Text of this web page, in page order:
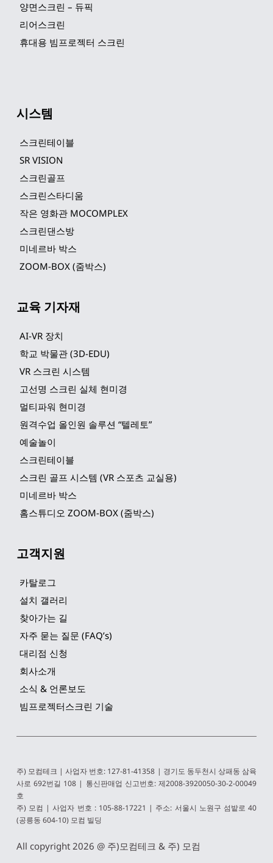
양면스크린 – 듀픽
리어스크린
휴대용 빔프로젝터 스크린
시스템
스크린테이블
SR VISION
스크린골프
스크린스타디움
작은 영화관 MOCOMPLEX
스크린댄스방
미네르바 박스
ZOOM-BOX (줌박스)
교육 기자재
AI-VR 장치
학교 박물관 (3D-EDU)
VR 스크린 시스템
고선명 스크린 실체 현미경
멀티파워 현미경
원격수업 올인원 솔루션 “텔레토”
예술놀이
스크린테이블
스크린 골프 시스템 (VR 스포츠 교실용)
미네르바 박스
홈스튜디오 ZOOM-BOX (줌박스)
고객지원
카탈로그
설치 갤러리
찾아가는 길
자주 묻는 질문 (FAQ’s)
대리점 신청
회사소개
소식 & 언론보도
빔프로젝터스크린 기술
주) 모컴테크 | 사업자 번호: 127-81-41358 | 경기도 동두천시 상패동 삼육
사로 692번길 108 | 통신판매업 신고번호: 제2008-3920050-30-2-00049
호
주) 모컴 | 사업자 번호 : 105-88-17221 | 주소: 서울시 노원구 섬밭로 40
(공릉동 604-10) 모컴 빌딩
All copyright 2026 @ 주)모컴테크 & 주) 모컴